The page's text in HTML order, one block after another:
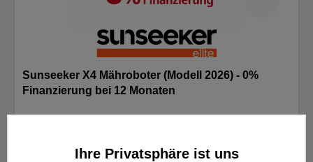
Sunseeker X4 Mähroboter (Modell 2026) - 0%
Finanzierung bei 12 Monaten
Ihre Privatsphäre ist uns